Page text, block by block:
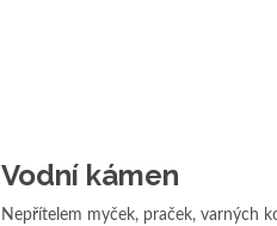
Vodní kámen
Nepřítelem myček, praček, varných